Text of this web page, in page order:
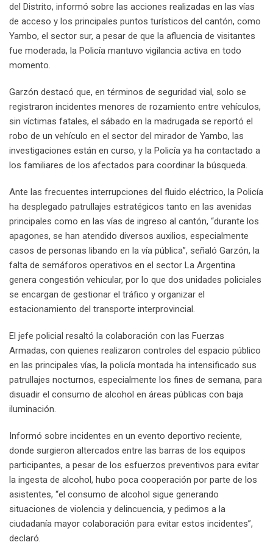
del Distrito, informó sobre las acciones realizadas en las vías
de acceso y los principales puntos turísticos del cantón, como
Yambo, el sector sur, a pesar de que la afluencia de visitantes
fue moderada, la Policía mantuvo vigilancia activa en todo
momento.
Garzón destacó que, en términos de seguridad vial, solo se
registraron incidentes menores de rozamiento entre vehículos,
sin víctimas fatales, el sábado en la madrugada se reportó el
robo de un vehículo en el sector del mirador de Yambo, las
investigaciones están en curso, y la Policía ya ha contactado a
los familiares de los afectados para coordinar la búsqueda.
Ante las frecuentes interrupciones del fluido eléctrico, la Policía
ha desplegado patrullajes estratégicos tanto en las avenidas
principales como en las vías de ingreso al cantón, “durante los
apagones, se han atendido diversos auxilios, especialmente
casos de personas libando en la vía pública”, señaló Garzón, la
falta de semáforos operativos en el sector La Argentina
genera congestión vehicular, por lo que dos unidades policiales
se encargan de gestionar el tráfico y organizar el
estacionamiento del transporte interprovincial.
El jefe policial resaltó la colaboración con las Fuerzas
Armadas, con quienes realizaron controles del espacio público
en las principales vías, la policía montada ha intensificado sus
patrullajes nocturnos, especialmente los fines de semana, para
disuadir el consumo de alcohol en áreas públicas con baja
iluminación.
Informó sobre incidentes en un evento deportivo reciente,
donde surgieron altercados entre las barras de los equipos
participantes, a pesar de los esfuerzos preventivos para evitar
la ingesta de alcohol, hubo poca cooperación por parte de los
asistentes, “el consumo de alcohol sigue generando
situaciones de violencia y delincuencia, y pedimos a la
ciudadanía mayor colaboración para evitar estos incidentes”,
declaró.